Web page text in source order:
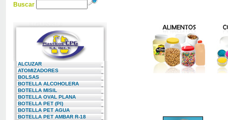
Buscar
ALCUZAR
ATOMIZADORES
BOLSAS
BOTELLA ALCOHOLERA
BOTELLA MISIL
BOTELLA OVAL PLANA
BOTELLA PET (PI)
BOTELLA PET AGUA
BOTELLA PET AMBAR R-18